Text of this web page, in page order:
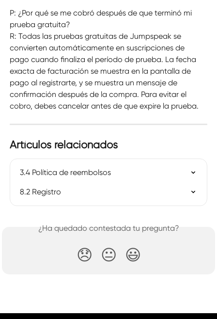
P: ¿Por qué se me cobró después de que terminó mi
prueba gratuita?
R: Todas las pruebas gratuitas de Jumpspeak se
convierten automáticamente en suscripciones de
pago cuando finaliza el período de prueba. La fecha
exacta de facturación se muestra en la pantalla de
pago al registrarte, y se muestra un mensaje de
confirmación después de la compra. Para evitar el
cobro, debes cancelar antes de que expire la prueba.
Artículos relacionados
3.4 Política de reembolsos
8.2 Registro
¿Ha quedado contestada tu pregunta?
😞 😐 😃